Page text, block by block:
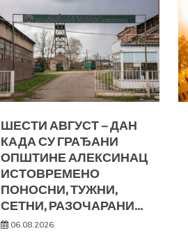
ШЕСТИ АВГУСТ – ДАН
КАДА СУ ГРАЂАНИ
ОПШТИНЕ АЛЕКСИНАЦ
ИСТОВРЕМЕНО
ПОНОСНИ, ТУЖНИ,
СЕТНИ, РАЗОЧАРАНИ…
06.08.2026.